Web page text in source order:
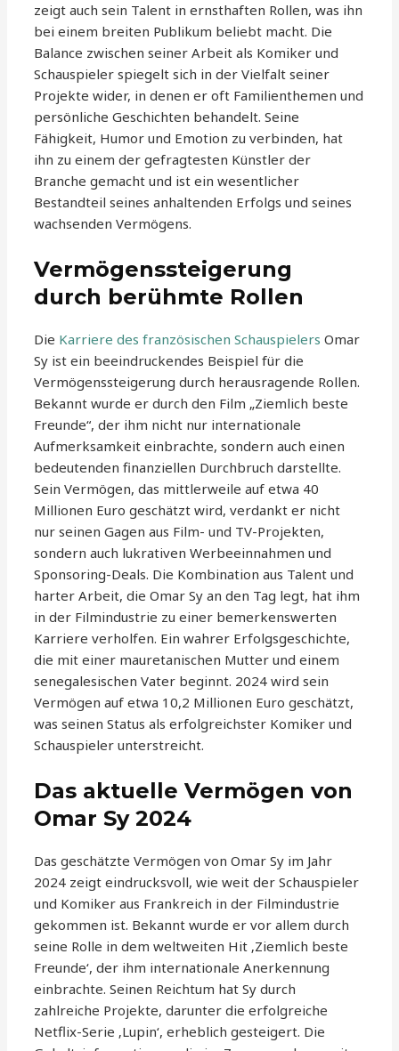
zeigt auch sein Talent in ernsthaften Rollen, was ihn
bei einem breiten Publikum beliebt macht. Die
Balance zwischen seiner Arbeit als Komiker und
Schauspieler spiegelt sich in der Vielfalt seiner
Projekte wider, in denen er oft Familienthemen und
persönliche Geschichten behandelt. Seine
Fähigkeit, Humor und Emotion zu verbinden, hat
ihn zu einem der gefragtesten Künstler der
Branche gemacht und ist ein wesentlicher
Bestandteil seines anhaltenden Erfolgs und seines
wachsenden Vermögens.
Vermögenssteigerung
durch berühmte Rollen
Die Karriere des französischen Schauspielers Omar
Sy ist ein beeindruckendes Beispiel für die
Vermögenssteigerung durch herausragende Rollen.
Bekannt wurde er durch den Film „Ziemlich beste
Freunde“, der ihm nicht nur internationale
Aufmerksamkeit einbrachte, sondern auch einen
bedeutenden finanziellen Durchbruch darstellte.
Sein Vermögen, das mittlerweile auf etwa 40
Millionen Euro geschätzt wird, verdankt er nicht
nur seinen Gagen aus Film- und TV-Projekten,
sondern auch lukrativen Werbeeinnahmen und
Sponsoring-Deals. Die Kombination aus Talent und
harter Arbeit, die Omar Sy an den Tag legt, hat ihm
in der Filmindustrie zu einer bemerkenswerten
Karriere verholfen. Ein wahrer Erfolgsgeschichte,
die mit einer mauretanischen Mutter und einem
senegalesischen Vater beginnt. 2024 wird sein
Vermögen auf etwa 10,2 Millionen Euro geschätzt,
was seinen Status als erfolgreichster Komiker und
Schauspieler unterstreicht.
Das aktuelle Vermögen von
Omar Sy 2024
Das geschätzte Vermögen von Omar Sy im Jahr
2024 zeigt eindrucksvoll, wie weit der Schauspieler
und Komiker aus Frankreich in der Filmindustrie
gekommen ist. Bekannt wurde er vor allem durch
seine Rolle in dem weltweiten Hit ‚Ziemlich beste
Freunde‘, der ihm internationale Anerkennung
einbrachte. Seinen Reichtum hat Sy durch
zahlreiche Projekte, darunter die erfolgreiche
Netflix-Serie ‚Lupin‘, erheblich gesteigert. Die